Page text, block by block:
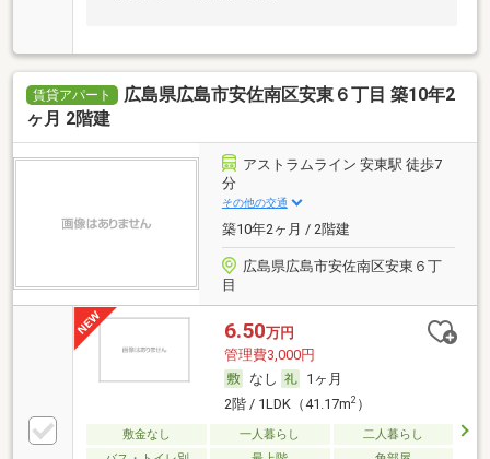
賃貸アパート
広島県広島市安佐南区安東６丁目 築10年2
ヶ月 2階建
アストラムライン 安東駅 徒歩7
分
その他の交通
築10年2ヶ月 / 2階建
広島県広島市安佐南区安東６丁
目
6.50万円
管理費3,000円
なし
1ヶ月
2階 / 1LDK（41.17m2）
敷金なし 一人暮らし
二人暮らし